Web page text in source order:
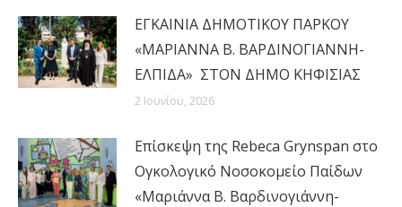
ΕΓΚΑΙΝΙΑ ΔΗΜΟΤΙΚΟΥ ΠΑΡΚΟΥ
«ΜΑΡΙΑΝΝΑ Β. ΒΑΡΔΙΝΟΓΙΑΝΝΗ-
ΕΛΠΙΔΑ» ΣΤΟΝ ΔΗΜΟ ΚΗΦΙΣΙΑΣ
2 Ιουνίου, 2026
Επίσκεψη της Rebeca Grynspan στο
Ογκολογικό Νοσοκομείο Παίδων
«Μαριάννα Β. Βαρδινογιάννη-